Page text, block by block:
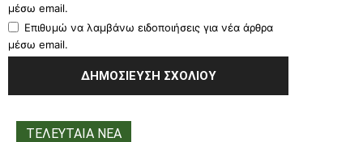
μέσω email.
Επιθυμώ να λαμβάνω ειδοποιήσεις για νέα άρθρα
μέσω email.
ΤΕΛΕΥΤΑΙΑ ΝΕΑ